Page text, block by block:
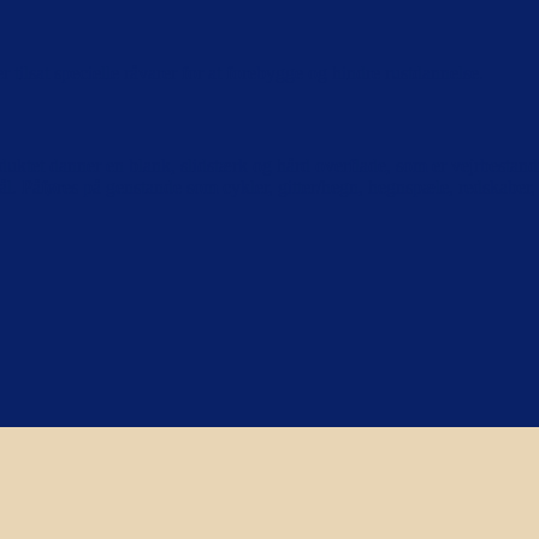
specielle råvarer for at forebygge og hindre rustdannelse.
danner en blank, slidstærk og hård overflade, som er
på genstande som cykler, gitter/hegn, hegnspæle, redskaber,